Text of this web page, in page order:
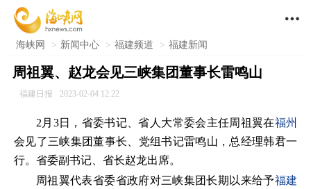

海峡网 > 新闻中心 > 福建频道 > 福建新闻
周祖翼、赵龙会见三峡集团董事长雷鸣山
福建日报 2023-02-04 12:22
2月3日，省委书记、省人大常委会主任周祖翼在福州
会见了三峡集团董事长、党组书记雷鸣山，总经理韩君一
行。省委副书记、省长赵龙出席。
周祖翼代表省委省政府对三峡集团长期以来给予福建